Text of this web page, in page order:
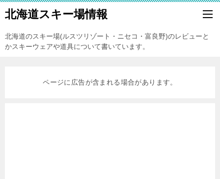
北海道スキー場情報
北海道のスキー場(ルスツリゾート・ニセコ・富良野)のレビューと
かスキーウェアや道具について書いています。
ページに広告が含まれる場合があります。